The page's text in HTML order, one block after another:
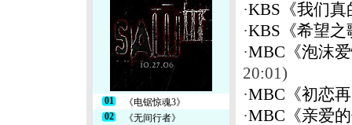
01
《电锯惊魂3》
02
《无间行者》
·KBS《我们真
·KBS《希望之
·MBC《泡沫
20:01)
·MBC《初恋
·MBC《亲爱